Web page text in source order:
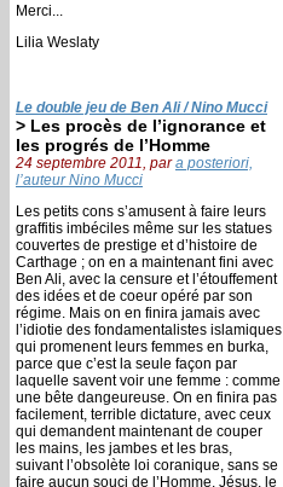
Merci...
Lilia Weslaty
Le double jeu de Ben Ali / Nino Mucci
> Les procès de l’ignorance et
les progrés de l’Homme
24 septembre 2011, para posteriori,
l’auteur Nino Mucci
Les petits cons s’amusent à faire leurs
graffitis imbéciles même sur les statues
couvertes de prestige et d’histoire de
Carthage ; on en a maintenant fini avec
Ben Ali, avec la censure et l’étouffement
des idées et de coeur opéré par son
régime. Mais on en finira jamais avec
l’idiotie des fondamentalistes islamiques
qui promenent leurs femmes en burka,
parce que c’est la seule façon par
laquelle savent voir une femme : comme
une bête dangeureuse. On en finira pas
facilement, terrible dictature, avec ceux
qui demandent maintenant de couper
les mains, les jambes et les bras,
suivant l’obsolète loi coranique, sans se
faire aucun souci de l’Homme. Jésus, le